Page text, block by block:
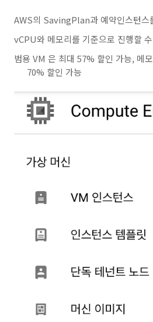
AWS의 SavingPlan과 예약인스턴스
vCPU와 메모리를 기준으로 진행할
범용 VM 은 최대 57% 할인 가능, 메
70% 할인 가능